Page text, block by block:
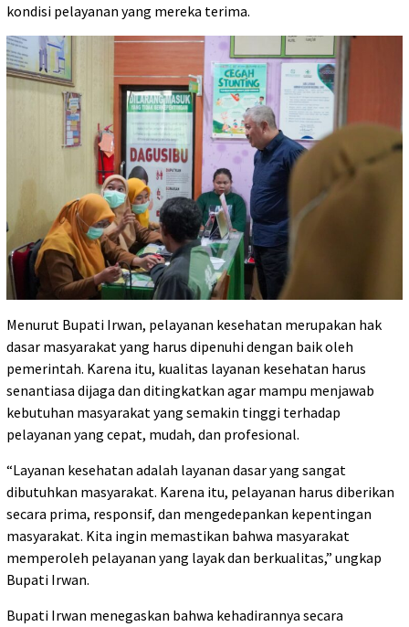
kondisi pelayanan yang mereka terima.
Menurut Bupati Irwan, pelayanan kesehatan merupakan hak
dasar masyarakat yang harus dipenuhi dengan baik oleh
pemerintah. Karena itu, kualitas layanan kesehatan harus
senantiasa dijaga dan ditingkatkan agar mampu menjawab
kebutuhan masyarakat yang semakin tinggi terhadap
pelayanan yang cepat, mudah, dan profesional.
“Layanan kesehatan adalah layanan dasar yang sangat
dibutuhkan masyarakat. Karena itu, pelayanan harus diberikan
secara prima, responsif, dan mengedepankan kepentingan
masyarakat. Kita ingin memastikan bahwa masyarakat
memperoleh pelayanan yang layak dan berkualitas,” ungkap
Bupati Irwan.
Bupati Irwan menegaskan bahwa kehadirannya secara